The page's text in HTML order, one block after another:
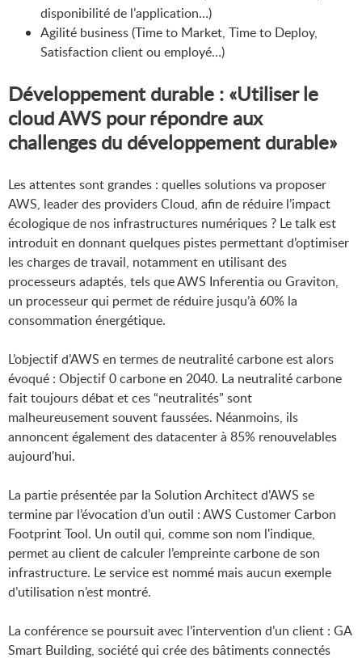
disponibilité de l’application…)
Agilité business (Time to Market, Time to Deploy,
Satisfaction client ou employé…)
Développement durable : «Utiliser le
cloud AWS pour répondre aux
challenges du développement durable»
Les attentes sont grandes : quelles solutions va proposer
AWS, leader des providers Cloud, afin de réduire l’impact
écologique de nos infrastructures numériques ? Le talk est
introduit en donnant quelques pistes permettant d’optimiser
les charges de travail, notamment en utilisant des
processeurs adaptés, tels que AWS Inferentia ou Graviton,
un processeur qui permet de réduire jusqu’à 60% la
consommation énergétique.
L’objectif d’AWS en termes de neutralité carbone est alors
évoqué : Objectif 0 carbone en 2040. La neutralité carbone
fait toujours débat et ces “neutralités” sont
malheureusement souvent faussées. Néanmoins, ils
annoncent également des datacenter à 85% renouvelables
aujourd'hui.
La partie présentée par la Solution Architect d’AWS se
termine par l’évocation d’un outil : AWS Customer Carbon
Footprint Tool. Un outil qui, comme son nom l'indique,
permet au client de calculer l’empreinte carbone de son
infrastructure. Le service est nommé mais aucun exemple
d’utilisation n’est montré.
La conférence se poursuit avec l’intervention d’un client : GA
Smart Building, société qui crée des bâtiments connectés